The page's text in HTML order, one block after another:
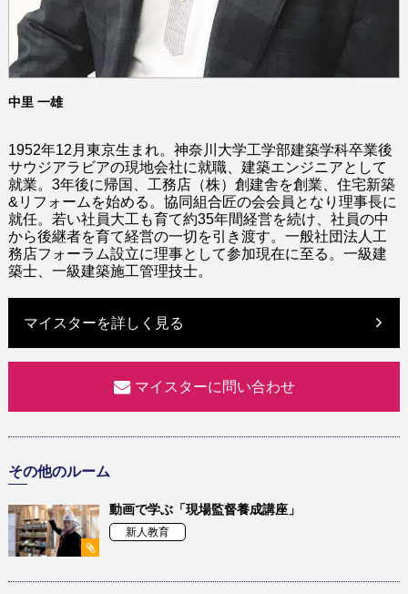
中里 一雄
1952年12月東京生まれ。 神奈川大学工学部建築学科卒業後
サウジアラビアの現地会社に就職、建築エンジニアとして
就業。 3年後に帰国、工務店 （株） 創建舎を創業、住宅新築
&リフォームを始める。 協同組合匠の会会員 となり 理事長に
就任。 若い社員大工も育て約35年間経営を続け、社員の中
から後継者を育て経営の一切を引き渡す。 一般社団法人工
務店フォーラム設立に理事として参加現在に至る。一級建
築士、一級建築施工管理技士。
マイスターを詳しく見る
マイスターに問い合わせ
その他のルーム
動画で学ぶ「現場監督養成講座」
新人教育